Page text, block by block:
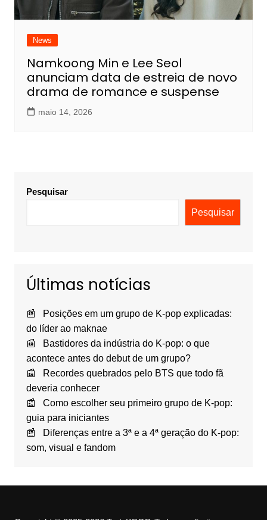
News
Namkoong Min e Lee Seol
anunciam data de estreia de novo
drama de romance e suspense
maio 14, 2026
Pesquisar
Pesquisar
Últimas notícias
Posições em um grupo de K-pop explicadas:
do líder ao maknae
Bastidores da indústria do K-pop: o que
acontece antes do debut de um grupo?
Recordes quebrados pelo BTS que todo fã
deveria conhecer
Como escolher seu primeiro grupo de K-pop:
guia para iniciantes
Diferenças entre a 3ª e a 4ª geração do K-pop:
som, visual e fandom